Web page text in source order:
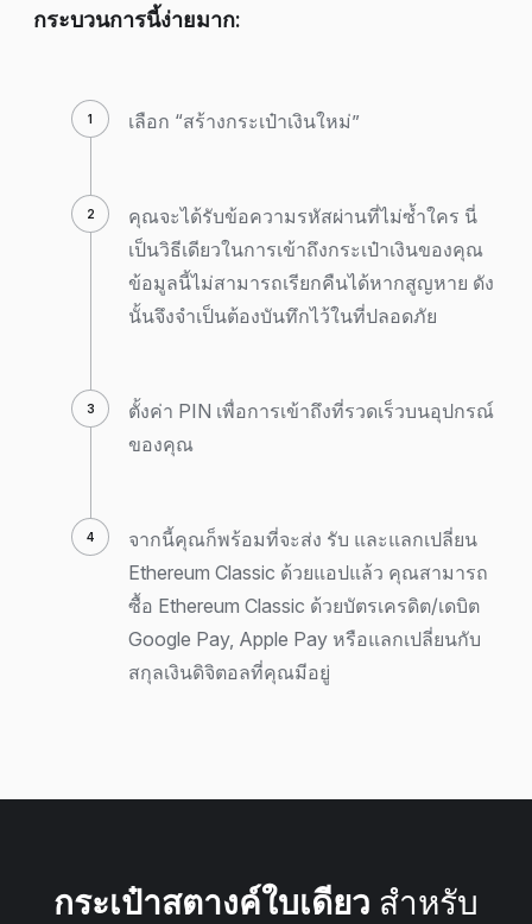
กระบวนการนี้ง่ายมาก:
เลือก “สร้างกระเป๋าเงินใหม่”
คุณจะได้รับข้อความรหัสผ่านที่ไม่ซ้ำใคร นี่
เป็นวิธีเดียวในการเข้าถึงกระเป๋าเงินของคุณ
ข้อมูลนี้ไม่สามารถเรียกคืนได้หากสูญหาย ดัง
นั้นจึงจำเป็นต้องบันทึกไว้ในที่ปลอดภัย
ตั้งค่า PIN เพื่อการเข้าถึงที่รวดเร็วบนอุปกรณ์
ของคุณ
จากนี้คุณก็พร้อมที่จะส่ง รับ และแลกเปลี่ยน
Ethereum Classic ด้วยแอปแล้ว คุณสามารถ
ซื้อ Ethereum Classic ด้วยบัตรเครดิต/เดบิต
Google Pay, Apple Pay หรือแลกเปลี่ยนกับ
สกุลเงินดิจิตอลที่คุณมีอยู่
กระเป๋าสตางค์ใบเดียว สำหรับ